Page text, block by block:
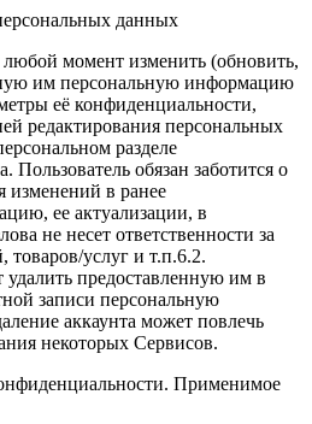
данных
момент изменить (обновить,
им персональную информацию
её конфиденциальности,
редактирования персональных
разделе
Пользователь обязан заботится о
изменений в ранее
ее актуализации, в
не несет ответственности за
услуг и т.п.6.2.
удалить предоставленную им в
записи персональную
аккаунта может повлечь
некоторых Сервисов.
Применимое